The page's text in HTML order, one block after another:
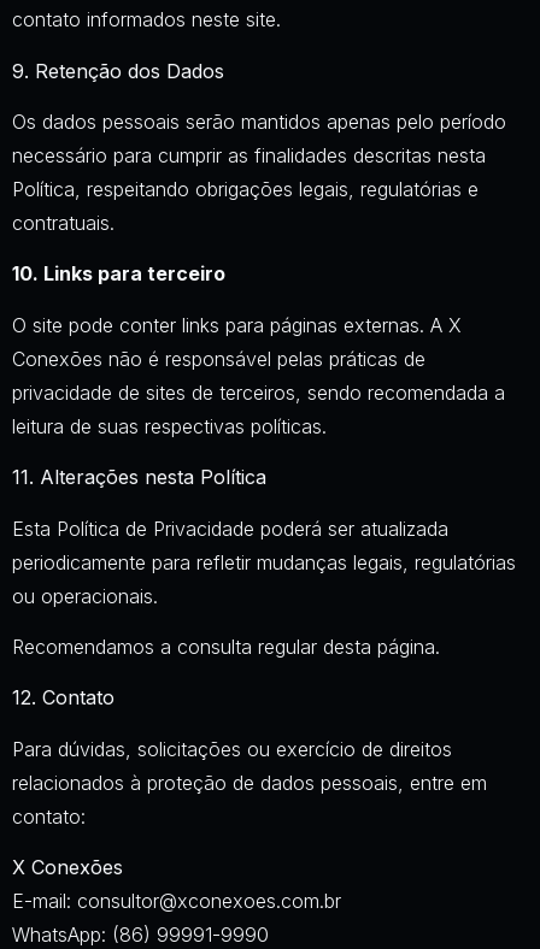
contato informados neste site.
9. Retenção dos Dados
Os dados pessoais serão mantidos apenas pelo período
necessário para cumprir as finalidades descritas nesta
Política, respeitando obrigações legais, regulatórias e
contratuais.
10. Links para terceiro
O site pode conter links para páginas externas. A X
Conexões não é responsável pelas práticas de
privacidade de sites de terceiros, sendo recomendada a
leitura de suas respectivas políticas.
11. Alterações nesta Política
Esta Política de Privacidade poderá ser atualizada
periodicamente para refletir mudanças legais, regulatórias
ou operacionais.
Recomendamos a consulta regular desta página.
12. Contato
Para dúvidas, solicitações ou exercício de direitos
relacionados à proteção de dados pessoais, entre em
contato:
X Conexões
E-mail: consultor@xconexoes.com.br
WhatsApp: (86) 99991-9990